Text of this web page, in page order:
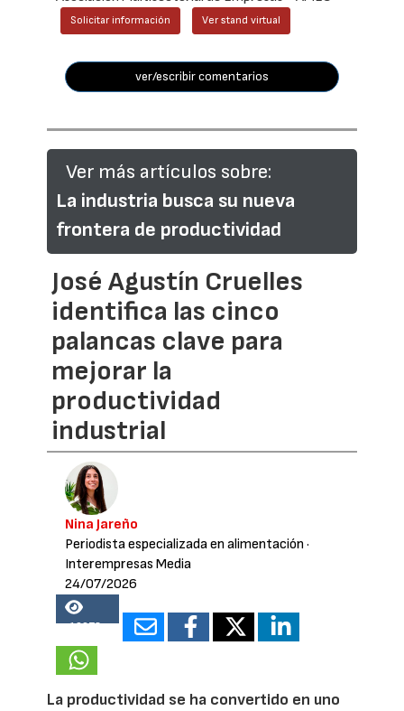
Solicitar información Ver stand virtual
ver/escribir comentarios
Ver más artículos sobre:
La industria busca su nueva
frontera de productividad
José Agustín Cruelles
identifica las cinco
palancas clave para
mejorar la
productividad
industrial
Nina Jareño
Periodista especializada en alimentación ·
Interempresas Media
24/07/2026
19678
La productividad se ha convertido en uno